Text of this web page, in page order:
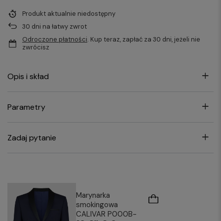
Produkt aktualnie niedostępny
30 dni na łatwy zwrot
Odroczone płatności. Kup teraz, zapłać za 30 dni, jeżeli nie
zwrócisz
Opis i skład
Parametry
Zadaj pytanie
Marynarka
smokingowa
CALIVAR P000B-